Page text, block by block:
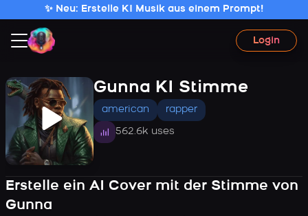
✨ Neu: Erstelle KI Musik aus einem Prompt!
Login
Gunna KI Stimme
american rapper
562.6k uses
Erstelle ein AI Cover mit der Stimme von
Gunna